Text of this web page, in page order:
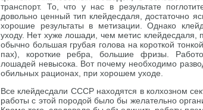
транспорт. То, что у нас в результате
довольно ценный тип клейдесдаля, достаточно
хорошие результаты в метизации. Однако
уходу. Нет хуже лошади, чем метис клейдесдаля,
обычно большая грубая голова на короткой
пах), короткие ребра, большие фризы.
лошадей невысока. Вот почему необходимо
обильных рационах, при хорошем уходе.
Все клейдесдали СССР находятся в колхозном
работы с этой породой было бы желательно